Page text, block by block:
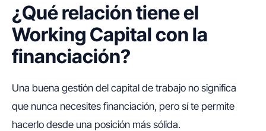
¿Qué relación tiene el
Working Capital con la
financiación?
Una buena gestión del capital de trabajo no significa
que nunca necesites financiación, pero sí te permite
hacerlo desde una posición más sólida.